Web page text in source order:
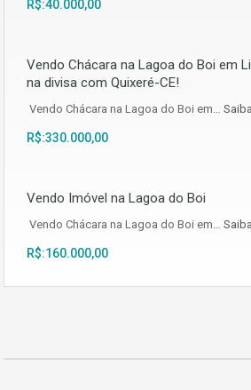
R$:40.000,00
Vendo Chácara na Lagoa do Boi em
na divisa com Quixeré-CE!
Vendo Chácara na Lagoa do Boi em…
R$:330.000,00
Vendo Imóvel na Lagoa do Boi
Vendo Chácara na Lagoa do Boi em…
R$:160.000,00